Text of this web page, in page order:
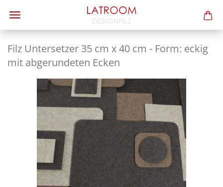
Filz Un­ter­set­zer 35 cm x 40 cm - Form: eckig
mit ab­ge­run­de­ten Ecken